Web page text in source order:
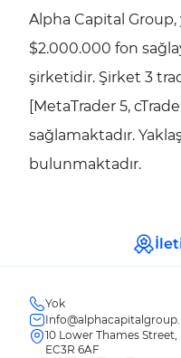
Alpha Capital Group,
$2.000.000 fon
şirketidir. Şirket 3
[MetaTrader 5,
sağlamaktadır.
bulunmaktadır.
Yok
10 Lower Thames
EC3R 6AF